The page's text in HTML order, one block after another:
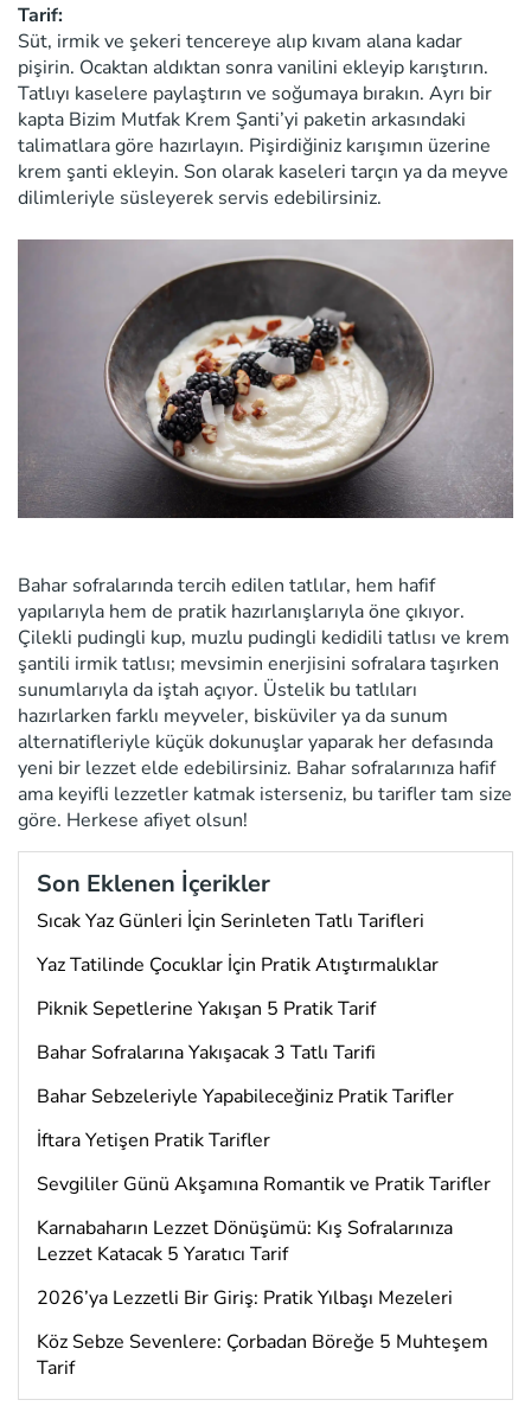
Tarif:
Süt, irmik ve şekeri tencereye alıp kıvam alana kadar
pişirin. Ocaktan aldıktan sonra vanilini ekleyip karıştırın.
Tatlıyı kaselere paylaştırın ve soğumaya bırakın. Ayrı bir
kapta Bizim Mutfak Krem Şanti’yi paketin arkasındaki
talimatlara göre hazırlayın. Pişirdiğiniz karışımın üzerine
krem şanti ekleyin. Son olarak kaseleri tarçın ya da meyve
dilimleriyle süsleyerek servis edebilirsiniz.
Bahar sofralarında tercih edilen tatlılar, hem hafif
yapılarıyla hem de pratik hazırlanışlarıyla öne çıkıyor.
Çilekli pudingli kup, muzlu pudingli kedidili tatlısı ve krem
şantili irmik tatlısı; mevsimin enerjisini sofralara taşırken
sunumlarıyla da iştah açıyor. Üstelik bu tatlıları
hazırlarken farklı meyveler, bisküviler ya da sunum
alternatifleriyle küçük dokunuşlar yaparak her defasında
yeni bir lezzet elde edebilirsiniz. Bahar sofralarınıza hafif
ama keyifli lezzetler katmak isterseniz, bu tarifler tam size
göre. Herkese afiyet olsun!
Son Eklenen İçerikler
Sıcak Yaz Günleri İçin Serinleten Tatlı Tarifleri
Yaz Tatilinde Çocuklar İçin Pratik Atıştırmalıklar
Piknik Sepetlerine Yakışan 5 Pratik Tarif
Bahar Sofralarına Yakışacak 3 Tatlı Tarifi
Bahar Sebzeleriyle Yapabileceğiniz Pratik Tarifler
İftara Yetişen Pratik Tarifler
Sevgililer Günü Akşamına Romantik ve Pratik Tarifler
Karnabaharın Lezzet Dönüşümü: Kış Sofralarınıza
Lezzet Katacak 5 Yaratıcı Tarif
2026’ya Lezzetli Bir Giriş: Pratik Yılbaşı Mezeleri
Köz Sebze Sevenlere: Çorbadan Böreğe 5 Muhteşem
Tarif